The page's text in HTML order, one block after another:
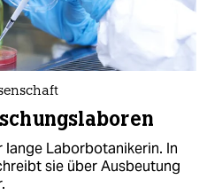
Laborbotanikerin. In
sie über Ausbeutung